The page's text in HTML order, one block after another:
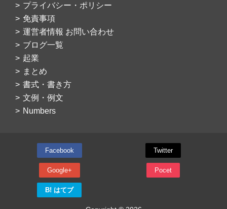
プライバシー・ポリシー
免責事項
運営者情報 お問い合わせ
ブログ一覧
起業
まとめ
書式・書き方
文例・例文
Numbers
Facebook Twitter
Google+ Pocet
B! はてブ